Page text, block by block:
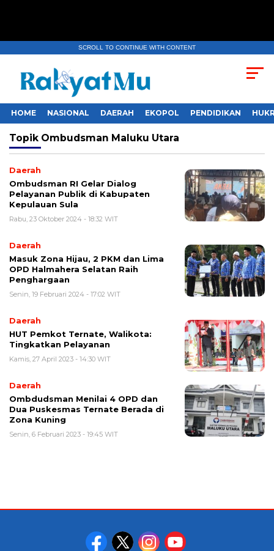
SCROLL TO CONTINUE WITH CONTENT
HOME NASIONAL DAERAH EKOPOL PENDIDIKAN
Topik Ombudsman Maluku Utara
Daerah
Ombudsman RI Gelar Dialog
Pelayanan Publik di Kabupaten
Kepulauan Sula
Rabu, 23 Oktober 2024 - 18:32 WIT
Daerah
Masuk Zona Hijau, 2 PKM dan Lima
OPD Halmahera Selatan Raih
Penghargaan
Senin, 19 Februari 2024 - 17:02 WIT
Daerah
HUT Pemkot Ternate, Walikota:
Tingkatkan Pelayanan
Kamis, 27 April 2023 - 14:30 WIT
Daerah
Ombdudsman Menilai 4 OPD dan
Dua Puskesmas Ternate Berada di
Zona Kuning
Senin, 6 Februari 2023 - 19:45 WIT